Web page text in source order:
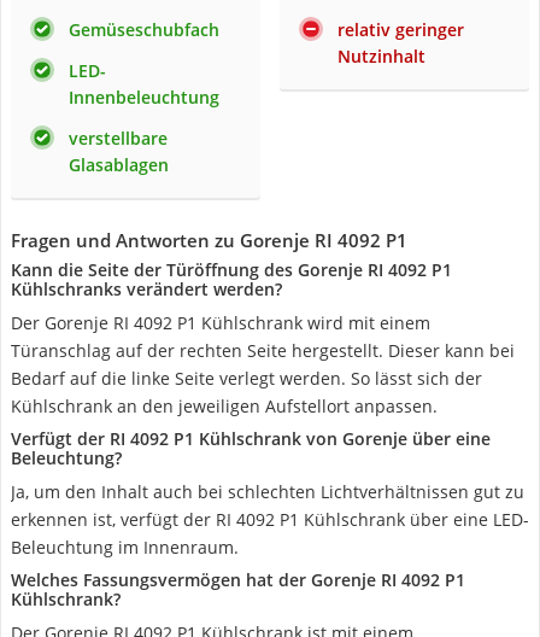
Gemüseschubfach
LED-
Innenbeleuchtung
verstellbare
Glasablagen
relativ geringer
Nutzinhalt
Fragen und Antworten zu Gorenje RI 4092 P1
Kann die Seite der Türöffnung des Gorenje RI 4092 P1
Kühlschranks verändert werden?
Der Gorenje RI 4092 P1 Kühlschrank wird mit einem
Türanschlag auf der rechten Seite hergestellt. Dieser kann bei
Bedarf auf die linke Seite verlegt werden. So lässt sich der
Kühlschrank an den jeweiligen Aufstellort anpassen.
Verfügt der RI 4092 P1 Kühlschrank von Gorenje über eine
Beleuchtung?
Ja, um den Inhalt auch bei schlechten Lichtverhältnissen gut zu
erkennen ist, verfügt der RI 4092 P1 Kühlschrank über eine LED-
Beleuchtung im Innenraum.
Welches Fassungsvermögen hat der Gorenje RI 4092 P1
Kühlschrank?